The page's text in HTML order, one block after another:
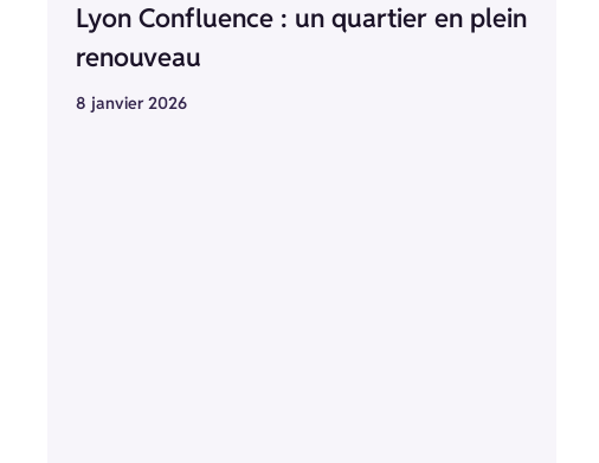
Lyon Confluence : un quartier en plein
renouveau
8 janvier 2026